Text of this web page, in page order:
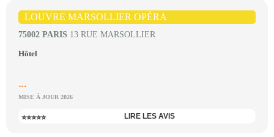
LOUVRE MARSOLLIER OPÉRA
75002 PARIS 13 RUE MARSOLLIER
Hôtel
...
MISE À JOUR 2026
⭐⭐⭐⭐⭐ LIRE LES AVIS